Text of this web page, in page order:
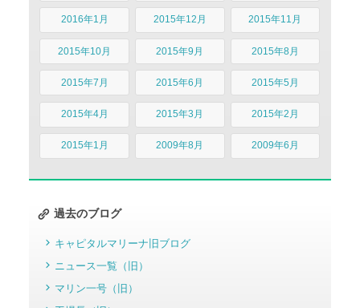
2016年1月 2015年12月 2015年11月
2015年10月 2015年9月 2015年8月
2015年7月 2015年6月 2015年5月
2015年4月 2015年3月 2015年2月
2015年1月 2009年8月 2009年6月
過去のブログ
キャピタルマリーナ旧ブログ
ニュース一覧（旧）
マリン一号（旧）